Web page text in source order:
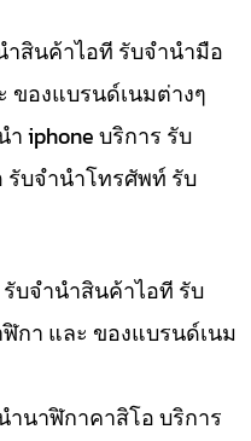
ำสินค้าไอที รับจำนำมือ
ของแบรนด์เนมต่างๆ
iphone บริการ รับ
บจำนำโทรศัพท์ รับ
บจำนำสินค้าไอที รับ
กา และ ของแบรนด์เนม
นาฬิกาคาสิโอ บริการ